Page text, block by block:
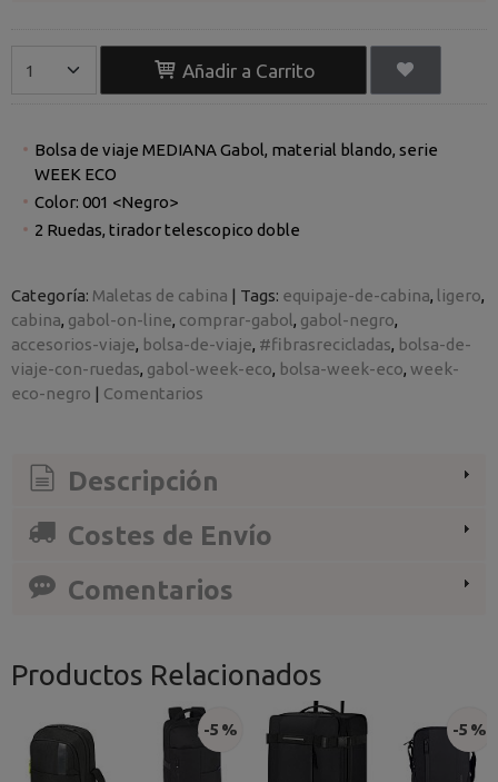
Añadir a Carrito
Bolsa de viaje MEDIANA Gabol, material blando, serie
WEEK ECO
Color: 001 <Negro>
2 Ruedas, tirador telescopico doble
Categoría: Maletas de cabina | Tags: equipaje-de-cabina
ligero
cabina gabol-on-line comprar-gabol
gabol-negro
accesorios-viaje bolsa-de-viaje #fibrasrecicladas bolsa-de-
viaje-con-ruedas gabol-week-eco bolsa-week-eco week-
eco-negro | Comentarios
Descripción
Costes de Envío
Comentarios
Productos Relacionados
-5 % -5 %